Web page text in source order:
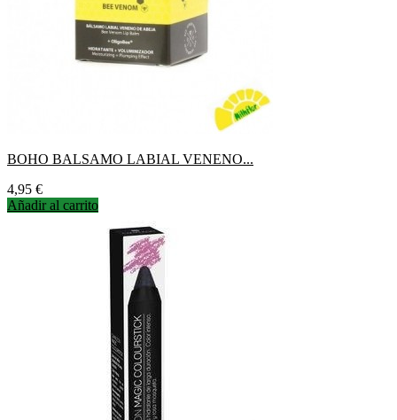
BOHO BALSAMO LABIAL VENENO...
Precio
4,95 €
Añadir al carrito